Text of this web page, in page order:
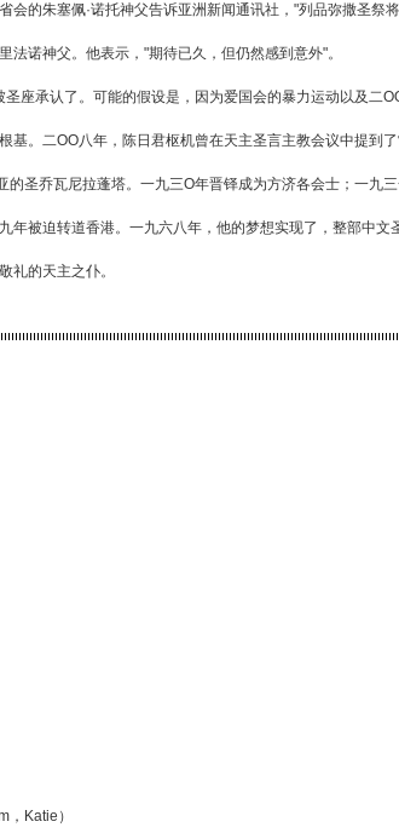
会的朱塞佩·诺托神父告诉亚洲新闻通讯社，"列品弥撒圣
诺神父。他表示，"期待已久，但仍然感到意外"。
座承认了。可能的假设是，因为爱国会的暴力运动以及二
。二OO八年，陈日君枢机曾在天主圣言主教会议中提
圣乔瓦尼拉蓬塔。一九三O年晋铎成为方济各会士；一
被迫转道香港。一九六八年，他的梦想实现了，整部中
礼的天主之仆。
Katie）